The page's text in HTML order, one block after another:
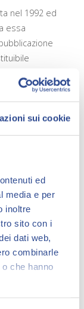
sui cookie
ed
media e per
inoltre
sito con i
dati web,
combinarle
che hanno
nel 1992 ed
essa
e storico),
inediti o
e stampa
statunitense
e
di eventi
di solito in
di cui
le quali
di Reggio
dicembre
del